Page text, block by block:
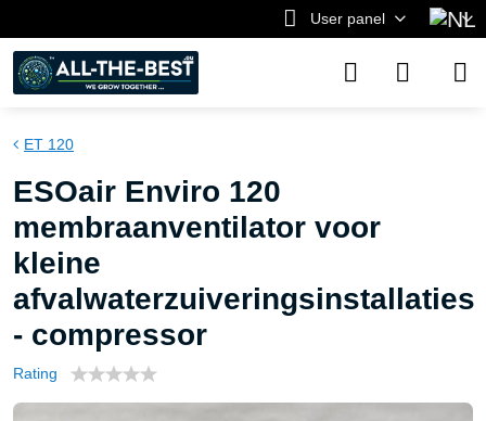
User panel
ET 120
ESOair Enviro 120
membraanventilator voor
kleine
afvalwaterzuiveringsinstallaties
- compressor
Rating